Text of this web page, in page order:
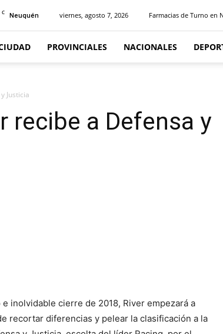
C Neuquén viernes, agosto 7, 2026 Farmacias de Turno en
PROVINCIALES NACIONALES
Justicia
recibe a Defensa y
inolvidable cierre de 2018, River empezará a
recortar diferencias y pelear la clasificación a la